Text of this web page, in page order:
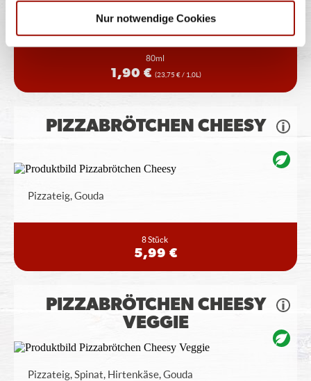
Nur notwendige Cookies
Der Pizza-Dip
80ml
1,90 € (23,75 € / 1,0L)
PIZZABRÖTCHEN CHEESY
Pizzateig, Gouda
8 Stück
5,99 €
PIZZABRÖTCHEN CHEESY
VEGGIE
Pizzateig, Spinat, Hirtenkäse, Gouda